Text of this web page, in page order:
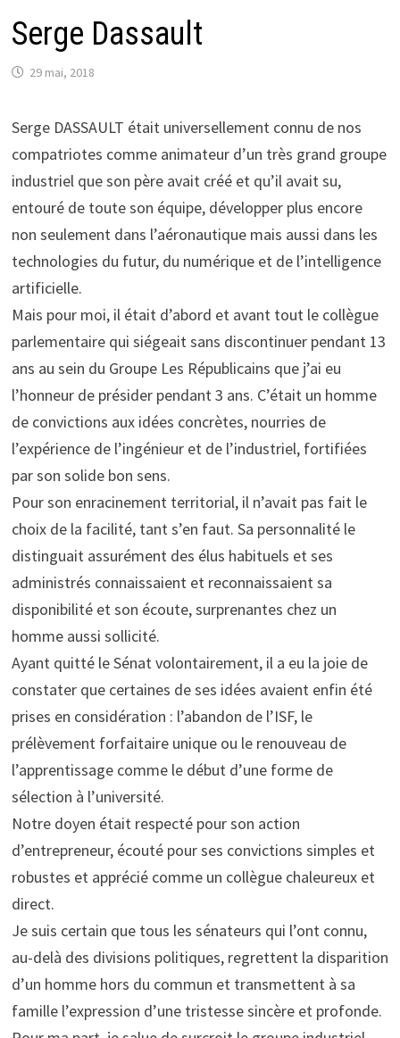
Serge Dassault
29 mai, 2018
Serge DASSAULT était universellement connu de nos
compatriotes comme animateur d’un très grand groupe
industriel que son père avait créé et qu’il avait su,
entouré de toute son équipe, développer plus encore
non seulement dans l’aéronautique mais aussi dans les
technologies du futur, du numérique et de l’intelligence
artificielle.
Mais pour moi, il était d’abord et avant tout le collègue
parlementaire qui siégeait sans discontinuer pendant 13
ans au sein du Groupe Les Républicains que j’ai eu
l’honneur de présider pendant 3 ans. C’était un homme
de convictions aux idées concrètes, nourries de
l’expérience de l’ingénieur et de l’industriel, fortifiées
par son solide bon sens.
Pour son enracinement territorial, il n’avait pas fait le
choix de la facilité, tant s’en faut. Sa personnalité le
distinguait assurément des élus habituels et ses
administrés connaissaient et reconnaissaient sa
disponibilité et son écoute, surprenantes chez un
homme aussi sollicité.
Ayant quitté le Sénat volontairement, il a eu la joie de
constater que certaines de ses idées avaient enfin été
prises en considération : l’abandon de l’ISF, le
prélèvement forfaitaire unique ou le renouveau de
l’apprentissage comme le début d’une forme de
sélection à l’université.
Notre doyen était respecté pour son action
d’entrepreneur, écouté pour ses convictions simples et
robustes et apprécié comme un collègue chaleureux et
direct.
Je suis certain que tous les sénateurs qui l’ont connu,
au-delà des divisions politiques, regrettent la disparition
d’un homme hors du commun et transmettent à sa
famille l’expression d’une tristesse sincère et profonde.